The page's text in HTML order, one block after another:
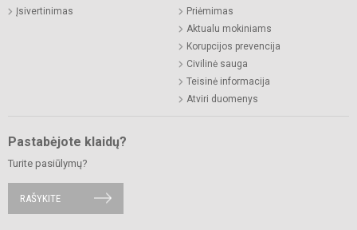
Įsivertinimas
Priėmimas
Aktualu mokiniams
Korupcijos prevencija
Civilinė sauga
Teisinė informacija
Atviri duomenys
Pastabėjote klaidų?
Turite pasiūlymų?
RAŠYKITE